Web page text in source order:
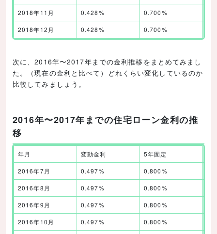
2018年11月 0.428% 0.700%
2018年12月 0.428% 0.700%
次に、2016年〜2017年までの金利推移をまとめてみまし
た。（現在の金利と比べて）どれくらい変化しているのか
比較してみましょう。
2016年〜2017年までの住宅ローン金利の推
移
年月 変動金利 5年固定
2016年7月 0.497% 0.800%
2016年8月 0.497% 0.800%
2016年9月 0.497% 0.800%
2016年10月 0.497% 0.800%